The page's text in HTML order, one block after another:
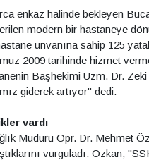
enkaz halinde bekleyen
modern bir hastaneye
ünvanına sahip 125
2009 tarihinde hizmet
Başhekimi Uzm. Dr. Zeki
giderek artıyor" dedi.
vardı
Müdürü Opr. Dr. Mehmet
vurguladı. Özkan,